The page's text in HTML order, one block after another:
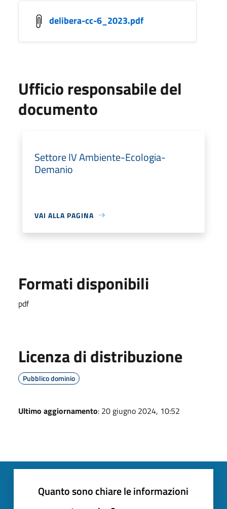
delibera-cc-6_2023.pdf
Ufficio responsabile del
documento
Settore IV Ambiente-Ecologia-
Demanio
VAI ALLA PAGINA
Formati disponibili
pdf
Licenza di distribuzione
Pubblico dominio
Ultimo aggiornamento: 20 giugno 2024, 10:52
Quanto sono chiare le informazioni